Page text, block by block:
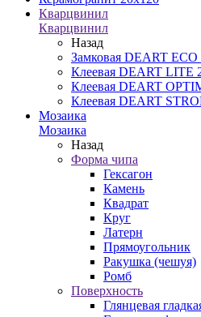
Кварцвинил
Кварцвинил
Назад
Замковая DEART
Клеевая DEART LITE
Клеевая DEART
Клеевая DEART
Мозаика
Мозаика
Назад
Форма чипа
Гексагон
Камень
Квадрат
Круг
Латерн
Прямоугольник
Ракушка (чешуя)
Ромб
Поверхность
Глянцевая